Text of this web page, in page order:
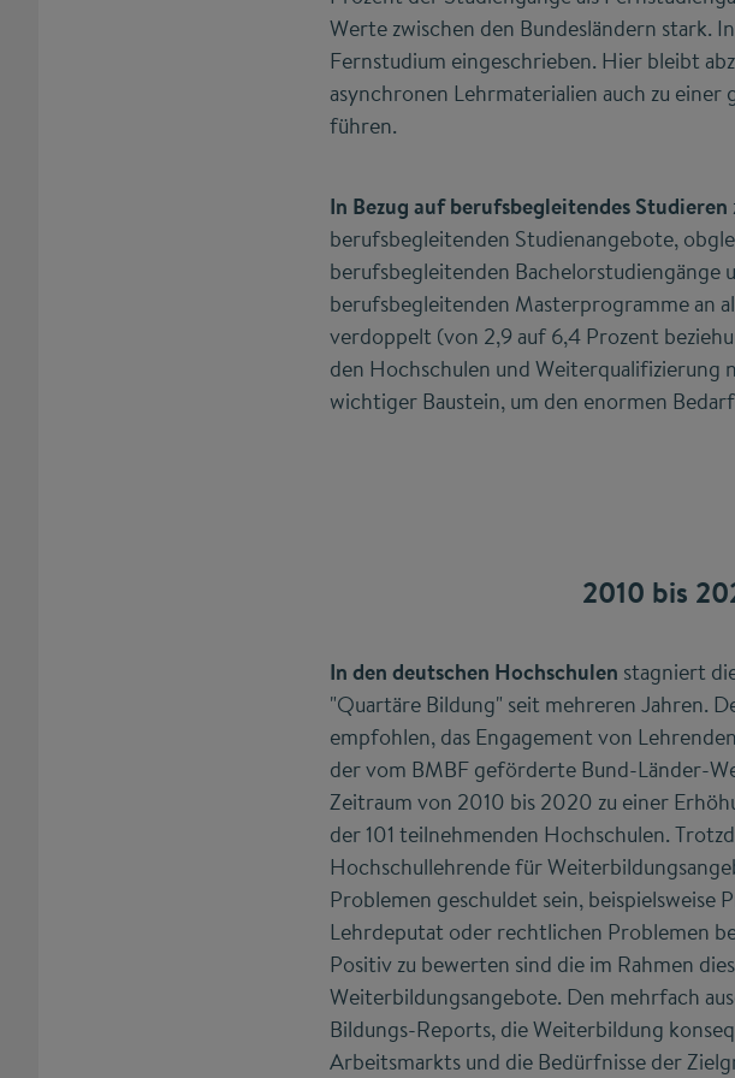
Werte zwischen den Bundesländern stark.
Fernstudium eingeschrieben. Hier bleibt
asynchronen Lehrmaterialien auch zu
führen.
In Bezug auf berufsbegleitendes Studieren
berufsbegleitenden Studienangebote,
berufsbegleitenden Bachelorstudiengänge
berufsbegleitenden Masterprogramme an
verdoppelt (von 2,9 auf 6,4 Prozent
den Hochschulen und Weiterqualifizierung
wichtiger Baustein, um den enormen
2010 bis
In den deutschen Hochschulen stagniert
"Quartäre Bildung" seit mehreren Jahren.
empfohlen, das Engagement von
der vom BMBF geförderte Bund-Länder-
Zeitraum von 2010 bis 2020 zu einer
der 101 teilnehmenden Hochschulen.
Hochschullehrende für
Problemen geschuldet sein,
Lehrdeputat oder rechtlichen Problemen
Positiv zu bewerten sind die im Rahmen
Weiterbildungsangebote. Den mehrfach
Bildungs-Reports, die Weiterbildung
Arbeitsmarkts und die Bedürfnisse der